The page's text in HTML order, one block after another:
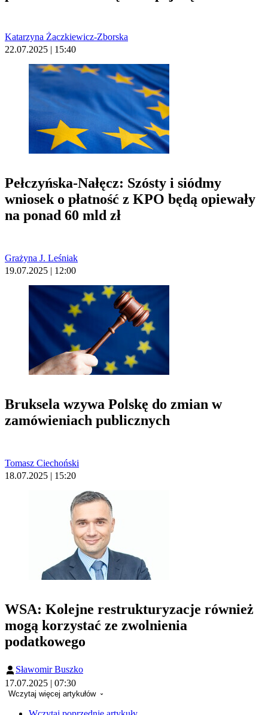
Katarzyna Żaczkiewicz-Zborska
22.07.2025 | 15:40
Pełczyńska-Nałęcz: Szósty i siódmy
wniosek o płatność z KPO będą opiewały
na ponad 60 mld zł
Grażyna J. Leśniak
19.07.2025 | 12:00
Bruksela wzywa Polskę do zmian w
zamówieniach publicznych
Tomasz Ciechoński
18.07.2025 | 15:20
WSA: Kolejne restrukturyzacje również
mogą korzystać ze zwolnienia
podatkowego
Sławomir Buszko
17.07.2025 | 07:30
Wczytaj więcej artykułów